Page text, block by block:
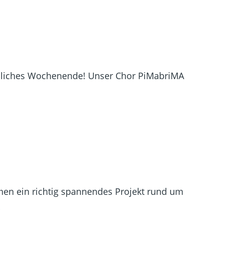
Wochenende! Unser Chor PiMabriMA
ein richtig spannendes Projekt rund um